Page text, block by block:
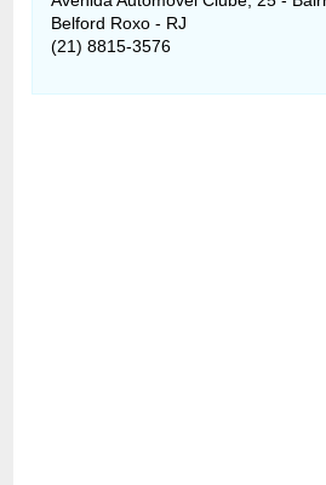
Belford Roxo - RJ
(21) 8815-3576